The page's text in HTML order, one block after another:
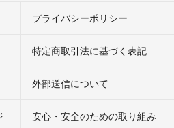
プライバシーポリシー
特定商取引法に基づく表記
外部送信について
安心・安全のための取り組み